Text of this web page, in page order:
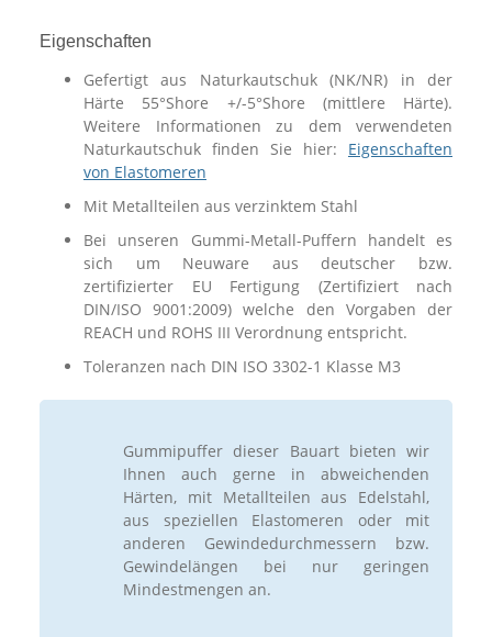
Eigenschaften
Gefertigt aus Naturkautschuk (NK/NR) in der
Härte 55°Shore +/-5°Shore (mittlere Härte).
Weitere Informationen zu dem verwendeten
Naturkautschuk finden Sie hier: Eigenschaften
von Elastomeren
Mit Metallteilen aus verzinktem Stahl
Bei unseren Gummi-Metall-Puffern handelt es
sich um Neuware aus deutscher bzw.
zertifizierter EU Fertigung (Zertifiziert nach
DIN/ISO 9001:2009) welche den Vorgaben der
REACH und ROHS III Verordnung entspricht.
Toleranzen nach DIN ISO 3302-1 Klasse M3
Gummipuffer dieser Bauart bieten wir
Ihnen auch gerne in abweichenden
Härten, mit Metallteilen aus Edelstahl,
aus speziellen Elastomeren oder mit
anderen Gewindedurchmessern bzw.
Gewindelängen bei nur geringen
Mindestmengen an.